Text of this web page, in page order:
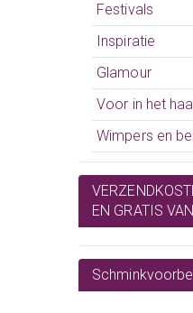
Festivals
Inspiratie
Glamour
Voor in het
Wimpers en
EN GRATIS